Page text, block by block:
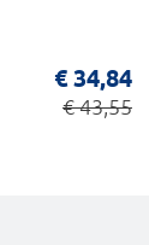
€ 34,84
€ 43,55